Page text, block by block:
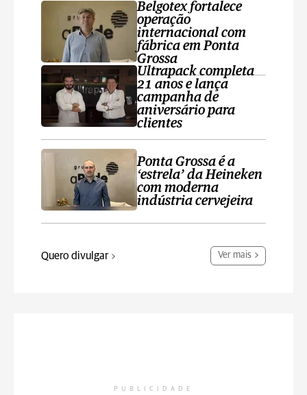
Belgotex fortalece
operação
internacional com
fábrica em Ponta
Grossa
Ultrapack completa
21 anos e lança
campanha de
aniversário para
clientes
Ponta Grossa é a
‘estrela’ da Heineken
com moderna
indústria cervejeira
Quero divulgar Ver mais
PUBLICIDADE